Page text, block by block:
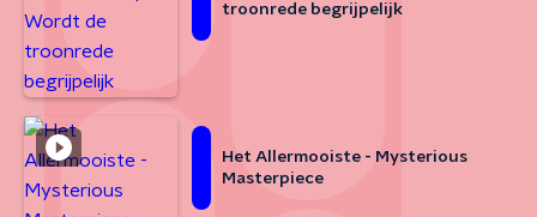
troonrede begrijpelijk
Het Allermooiste - Mysterious
Masterpiece